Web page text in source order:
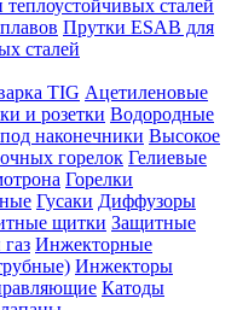
сталей
Прутки ESAB для
сталей
TIG Ацетиленовые
и розетки Водородные
наконечники Высокое
горелок Гелиевые
Горелки
Гусаки Диффузоры
щитки Защитные
Инжекторные
Инжекторы
Катоды